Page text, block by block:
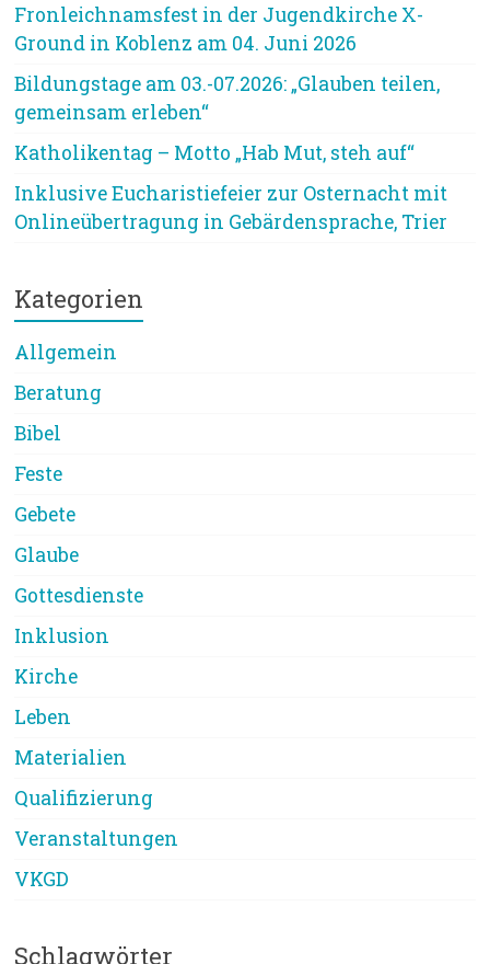
Fronleichnamsfest in der Jugendkirche X-
Ground in Koblenz am 04. Juni 2026
Bildungstage am 03.-07.2026: „Glauben teilen,
gemeinsam erleben“
Katholikentag – Motto „Hab Mut, steh auf“
Inklusive Eucharistiefeier zur Osternacht mit
Onlineübertragung in Gebärdensprache, Trier
Kategorien
Allgemein
Beratung
Bibel
Feste
Gebete
Glaube
Gottesdienste
Inklusion
Kirche
Leben
Materialien
Qualifizierung
Veranstaltungen
VKGD
Schlagwörter